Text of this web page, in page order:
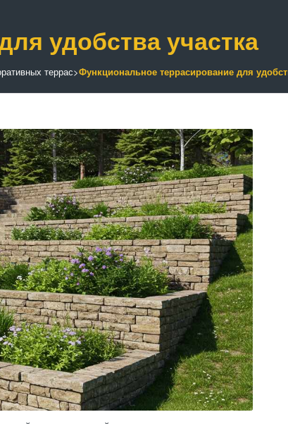
удобства участка
террас>Функциональное террасирование для